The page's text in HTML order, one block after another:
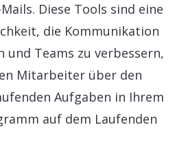
Diese Tools sind eine
die Kommunikation
und Teams zu verbessern,
Mitarbeiter über den
Aufgaben in Ihrem
auf dem Laufenden